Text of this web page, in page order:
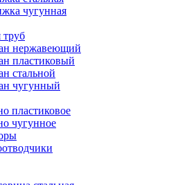
чугунная
труб
нержавеющий
пластиковый
стальной
чугунный
пластиковое
чугунное